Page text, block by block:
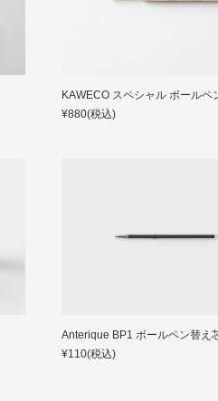
KAWECO スペシャル ボールペ
¥880(税込)
Anterique BP1 ボールペン替え
¥110(税込)